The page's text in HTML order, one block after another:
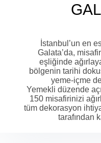
İstanbul’un en
Galata’da,
eşliğinde
bölgenin tarihi
yeme-içme
Yemekli düzende
150 misafirinizi
tüm dekorasyon
tarafından